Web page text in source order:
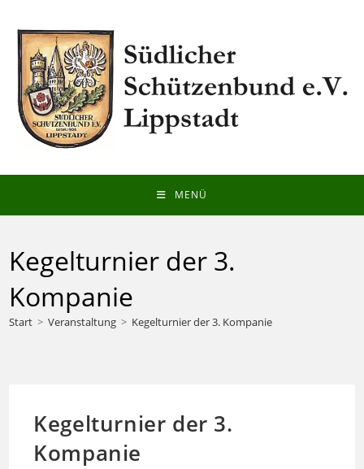
Inhalt
springen
MENÜ
Kegelturnier der 3.
Kompanie
Start > Veranstaltung > Kegelturnier der 3. Kompanie
Kegelturnier der 3.
Kompanie